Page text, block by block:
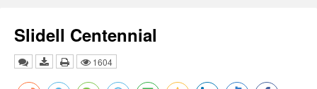
Slidell Centennial
1604